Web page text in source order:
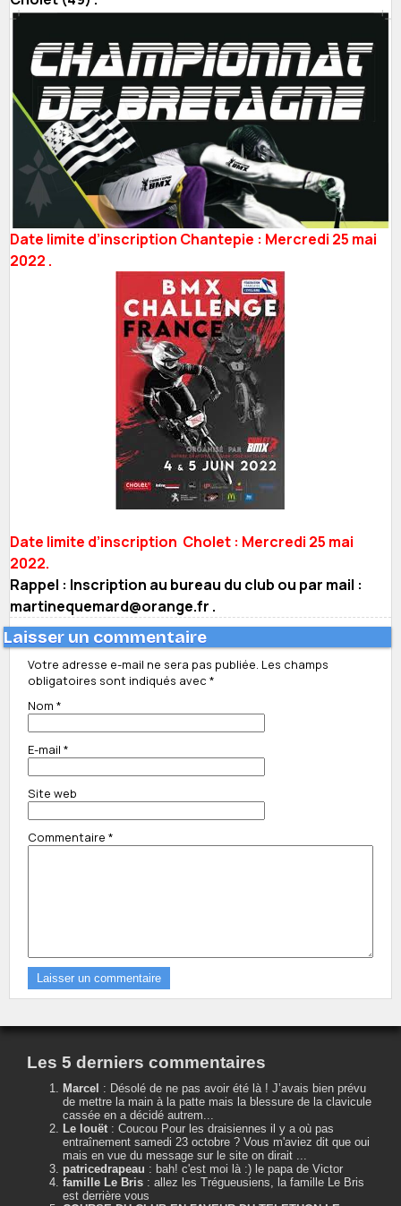
Date limite d’inscription Chantepie : Mercredi 25 mai
2022 .
Date limite d’inscription Cholet : Mercredi 25 mai
2022.
Rappel : Inscription au bureau du club ou par mail :
martinequemard@orange.fr .
Laisser un commentaire
Votre adresse e-mail ne sera pas publiée. Les champs
obligatoires sont indiqués avec *
Nom *
E-mail *
Site web
Commentaire *
Les 5 derniers commentaires
Marcel : Désolé de ne pas avoir été là ! J’avais bien prévu
de mettre la main à la patte mais la blessure de la clavicule
cassée en a décidé autrem...
Le louët: Coucou Pour les draisiennes il y a où pas
entraînement samedi 23 octobre ? Vous m'aviez dit que oui
mais en vue du message sur le site on dirait ...
patricedrapeau : bah! c'est moi là :) le papa de Victor
famille Le Bris : allez les Trégueusiens, la famille Le Bris
est derrière vous